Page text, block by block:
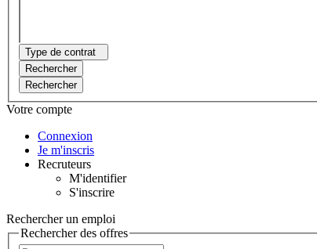
Type de contrat
Rechercher
Rechercher
Votre compte
Connexion
Je m'inscris
Recruteurs
M'identifier
S'inscrire
Rechercher un emploi
Rechercher des offres